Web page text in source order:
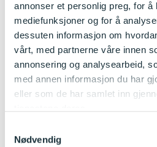
annonser et personlig preg, for å
mediefunksjoner og for å
dessuten informasjon om
vårt, med partnerne våre innen
annonsering og analysearbeid,
med annen informasjon du har
eller som de har samlet inn
Nødvendig
paprika, sopp mm. Annenhver
hemmelaget pizza med
hermetiserte tomater, gulrot,
oregano og mozzarella. Barna
Hver tirsdag serverer vi ferskt
diverse pålegg til lunsj.
I tilleg til et varmt måltid om
får barna melk og oppskåret frukt